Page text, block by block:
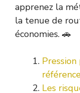
apprenez la
la tenue de
économies. 🚗
Les